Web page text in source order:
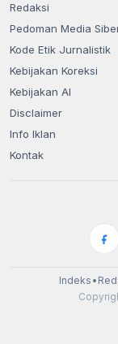
Pedoman Media Siber
Kode Etik Jurnalistik
Kebijakan Koreksi
Kebijakan AI
Disclaimer
Info Iklan
Kontak